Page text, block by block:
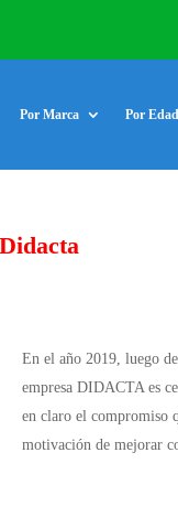
Por Marca Por Edad
En el año 2019, luego
empresa DIDACTA es
en claro el compromiso
motivación de mejorar